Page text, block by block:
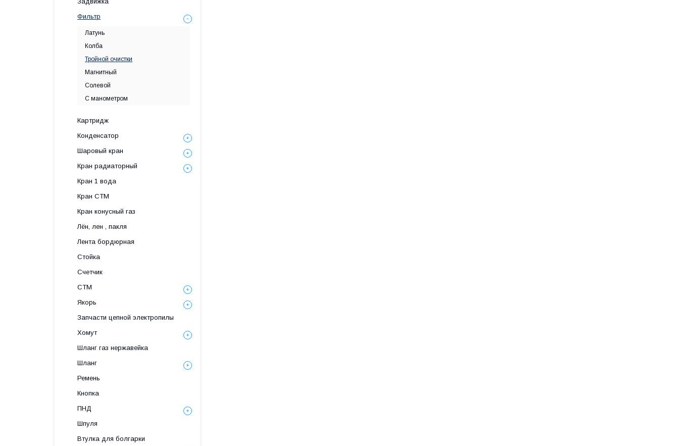
Фильтр
Латунь
Колба
Тройной очистки
Магнитный
Солевой
С манометром
Картридж
Конденсатор
Шаровый кран
Кран радиаторный
Кран 1 вода
Кран СТМ
Кран конусный газ
Лён, лен , пакля
Лента бордюрная
Стойка
Счетчик
СТМ
Якорь
Запчасти цепной электропилы
Хомут
Шланг газ нержавейка
Шланг
Ремень
Кнопка
ПНД
Шпуля
Втулка для болгарки